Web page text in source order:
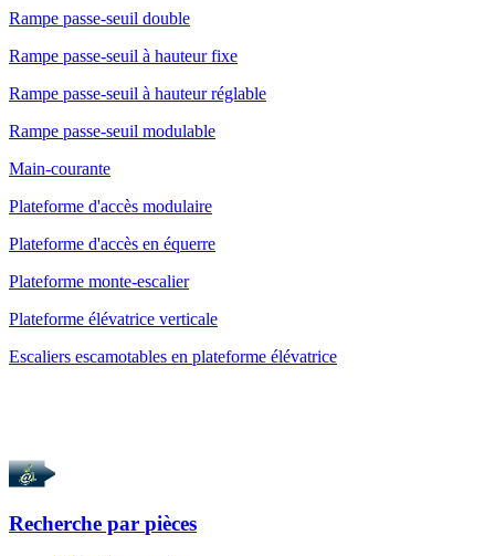
Rampe passe-seuil double
Rampe passe-seuil à hauteur fixe
Rampe passe-seuil à hauteur réglable
Rampe passe-seuil modulable
Main-courante
Plateforme d'accès modulaire
Plateforme d'accès en équerre
Plateforme monte-escalier
Plateforme élévatrice verticale
Escaliers escamotables en plateforme élévatrice
Recherche par pièces